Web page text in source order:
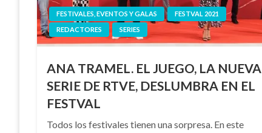
FESTIVALES, EVENTOS Y GALAS
FESTVAL 2021
REDACTORES
SERIES
ANA TRAMEL. EL JUEGO, LA NUEVA
SERIE DE RTVE, DESLUMBRA EN EL
FESTVAL
Todos los festivales tienen una sorpresa. En este